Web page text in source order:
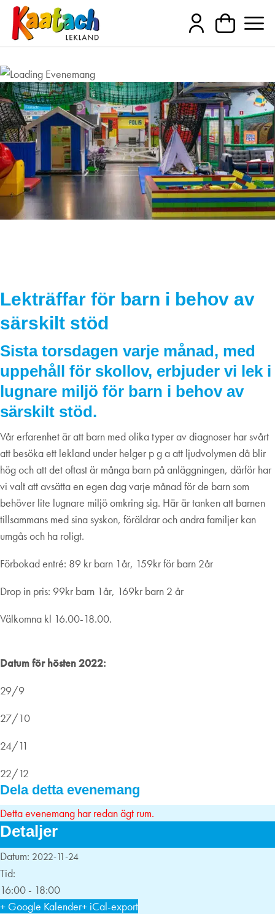
Lekträffar för barn i behov av
särskilt stöd
Sista torsdagen varje månad, med
uppehåll för skollov, erbjuder vi lek i
lugnare miljö för barn i behov av
särskilt stöd.
Vår erfarenhet är att barn med olika typer av diagnoser har svårt
att besöka ett lekland under helger p g a att ljudvolymen då blir
hög och att det oftast är många barn på anläggningen, därför har
vi valt att avsätta en egen dag varje månad för de barn som
behöver lite lugnare miljö omkring sig. Här är tanken att barnen
tillsammans med sina syskon, föräldrar och andra familjer kan
umgås och ha roligt.
Förbokad entré: 89 kr barn 1år, 159kr för barn 2år
Drop in pris: 99kr barn 1år, 169kr barn 2 år
Välkomna kl 16.00-18.00.
Datum för hösten 2022:
29/9
27/10
24/11
22/12
Dela detta evenemang
Detta evenemang har redan ägt rum.
Detaljer
Datum: 2022-11-24
Tid:
16:00 - 18:00
+ Google Kalender+ iCal-export